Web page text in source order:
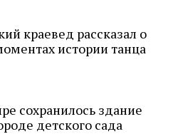
краевед рассказал о
истории танца
сохранилось здание
детского сада